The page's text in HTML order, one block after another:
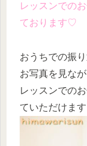
レッスンでの
ております♡
おうちでの振
お写真を見な
レッスンでの
ていただけま